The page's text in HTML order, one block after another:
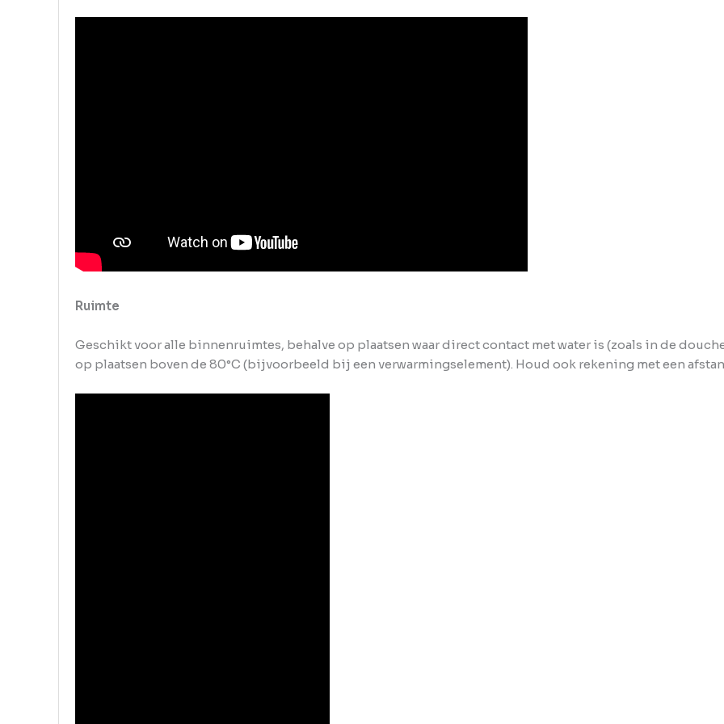
Ruimte
Geschikt voor alle binnenruimtes, behalve op plaatsen waar direct contact met water is (zoals in de
op plaatsen boven de 80°C (bijvoorbeeld bij een verwarmingselement). Houd ook rekening met een